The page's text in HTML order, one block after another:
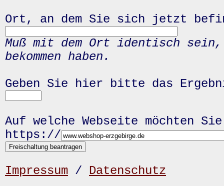
Ort, an dem Sie sich jetzt
Muß mit dem Ort identisch
bekommen haben.
Geben Sie hier bitte das
Auf welche Webseite möchten
https://
Impressum / Datenschutz